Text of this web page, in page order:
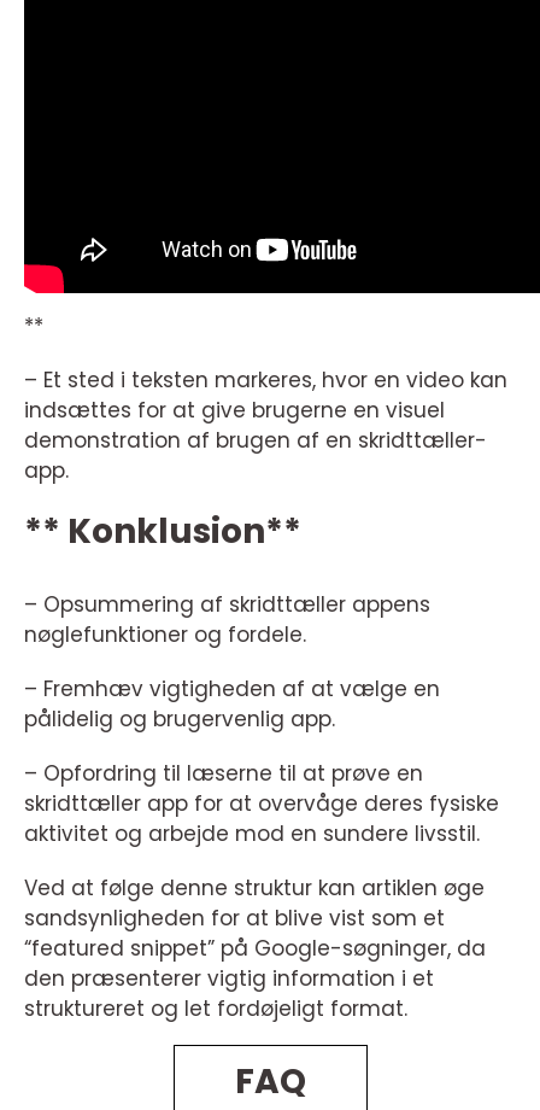
**
– Et sted i teksten markeres, hvor en video kan
indsættes for at give brugerne en visuel
demonstration af brugen af en skridttæller-
app.
** Konklusion**
– Opsummering af skridttæller appens
nøglefunktioner og fordele.
– Fremhæv vigtigheden af at vælge en
pålidelig og brugervenlig app.
– Opfordring til læserne til at prøve en
skridttæller app for at overvåge deres fysiske
aktivitet og arbejde mod en sundere livsstil.
Ved at følge denne struktur kan artiklen øge
sandsynligheden for at blive vist som et
“featured snippet” på Google-søgninger, da
den præsenterer vigtig information i et
struktureret og let fordøjeligt format.
FAQ